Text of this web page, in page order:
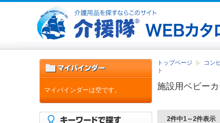
トップページ
コン
ト
施設用ベビー
2件中1～2件表示
マイバインダーは空です。